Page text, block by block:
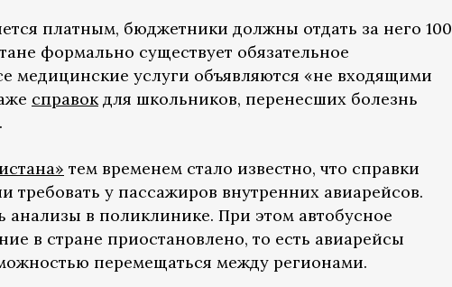
платным, бюджетники должны отдать за него 100
формально существует обязательное
медицинские услуги объявляются «не входящими
справокдля школьников, перенесших болезнь
тем временем стало известно, что справки
требовать у пассажиров внутренних авиарейсов.
анализы в поликлинике. При этом автобусное
в стране приостановлено, то есть авиарейсы
перемещаться между регионами.